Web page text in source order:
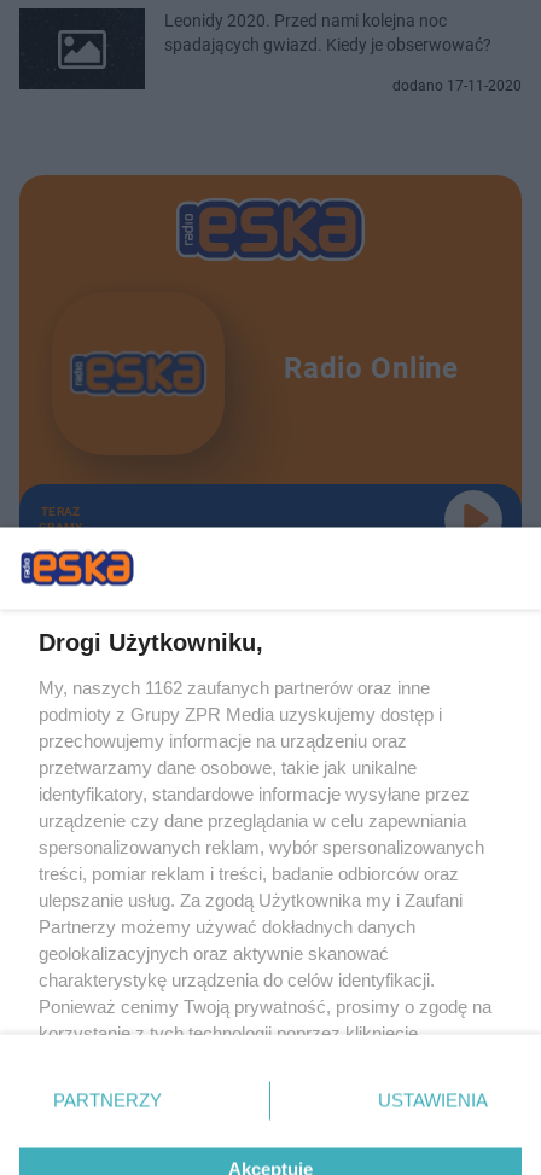
Leonidy 2020. Przed nami kolejna noc
spadających gwiazd. Kiedy je obserwować?
dodano 17-11-2020
Radio Online
TERAZ
GRAMY
Żaden utwór zamieszczony w serwisie nie może być powielany i
rozpowszechniany lub dalej rozpowszechniany w jakikolwiek sposób (w
tym także elektroniczny lub mechaniczny) na jakimkolwiek polu
eksploatacji w jakiejkolwiek formie, włącznie z umieszczaniem w Internecie
bez pisemnej zgody właściciela praw. Jakiekolwiek użycie lub
wykorzystanie utworów w całości lub w części z naruszeniem prawa, tzn.
bez właściwej zgody, jest zabronione pod groźbą kary i może być ścigane
prawnie.
O nas
Drogi Użytkowniku,
My, naszych 1162 zaufanych partnerów oraz inne
podmioty z Grupy ZPR Media uzyskujemy dostęp i
przechowujemy informacje na urządzeniu oraz
przetwarzamy dane osobowe, takie jak unikalne
identyfikatory, standardowe informacje wysyłane przez
urządzenie czy dane przeglądania w celu zapewniania
spersonalizowanych reklam, wybór spersonalizowanych
treści, pomiar reklam i treści, badanie odbiorców oraz
ulepszanie usług. Za zgodą Użytkownika my i Zaufani
Partnerzy możemy używać dokładnych danych
geolokalizacyjnych oraz aktywnie skanować
charakterystykę urządzenia do celów identyfikacji.
Ponieważ cenimy Twoją prywatność, prosimy o zgodę na
korzystanie z tych technologii poprzez kliknięcie
zmienić/wycofać klikając przycisk ustawień prywatności
znajdujący się w lewym dolnym rogu strony
rodzaje przetwarzania danych nie wymagają zgody
użytkownika, ale masz prawo sprzeciwić się takiemu
PARTNERZY USTAWIENIA
Akceptuję